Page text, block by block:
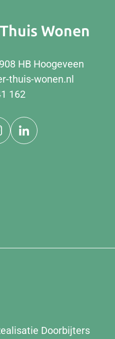
Wonen
HB Hoogeveen
thuis-wonen.nl
162
Doorbijters